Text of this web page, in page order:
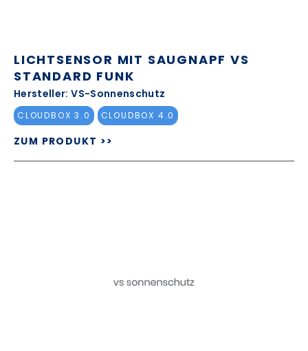
LICHTSENSOR MIT SAUGNAPF VS
STANDARD FUNK
Hersteller: VS-Sonnenschutz
CLOUDBOX 3.0 CLOUDBOX 4.0
ZUM PRODUKT >>